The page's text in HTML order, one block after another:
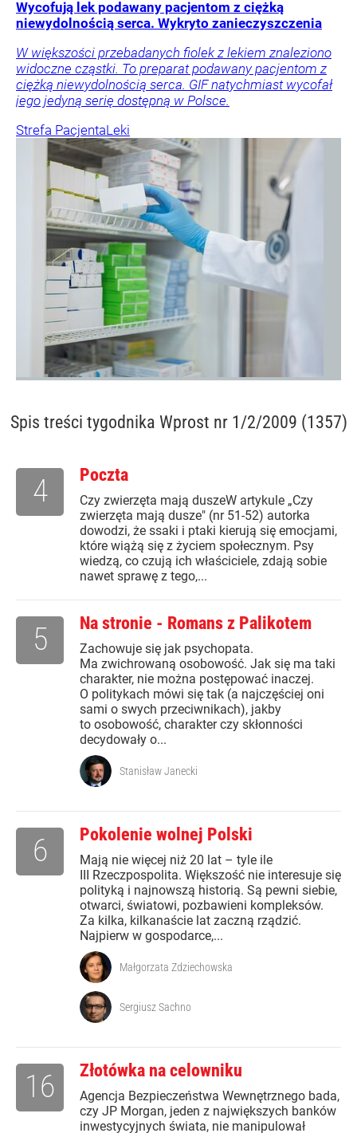
Wycofują lek podawany pacjentom z ciężką
niewydolnością serca. Wykryto zanieczyszczenia
W większości przebadanych fiolek z lekiem znaleziono
widoczne cząstki. To preparat podawany pacjentom z
ciężką niewydolnością serca. GIF natychmiast wycofał
jego jedyną serię dostępną w Polsce.
Strefa PacjentaLeki
Spis treści tygodnika Wprost nr 1/2/2009 (1357)
Poczta
Czy zwierzęta mają duszeW artykule „Czy
zwierzęta mają dusze" (nr 51-52) autorka
dowodzi, że ssaki i ptaki kierują się emocjami,
które wiążą się z życiem społecznym. Psy
wiedzą, co czują ich właściciele, zdają sobie
nawet sprawę z tego,...
4
Na stronie - Romans z Palikotem
Zachowuje się jak psychopata.
Ma zwichrowaną osobowość. Jak się ma taki
charakter, nie można postępować inaczej.
O politykach mówi się tak (a najczęściej oni
sami o swych przeciwnikach), jakby
to osobowość, charakter czy skłonności
decydowały o...
5
Stanisław Janecki
Pokolenie wolnej Polski
Mają nie więcej niż 20 lat – tyle ile
III Rzeczpospolita. Większość nie interesuje się
polityką i najnowszą historią. Są pewni siebie,
otwarci, światowi, pozbawieni kompleksów.
Za kilka, kilkanaście lat zaczną rządzić.
Najpierw w gospodarce,...
6
Małgorzata Zdziechowska
Sergiusz Sachno
Złotówka na celowniku
Agencja Bezpieczeństwa Wewnętrznego bada,
czy JP Morgan, jeden z największych banków
inwestycyjnych świata, nie manipulował
16